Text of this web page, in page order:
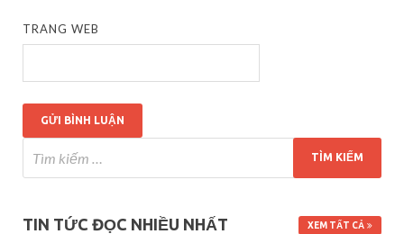
TRANG WEB
TIN TỨC ĐỌC NHIỀU NHẤT XEM TẤT CẢ